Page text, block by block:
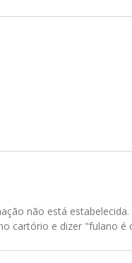
não está
cartório e dizer "fulano é